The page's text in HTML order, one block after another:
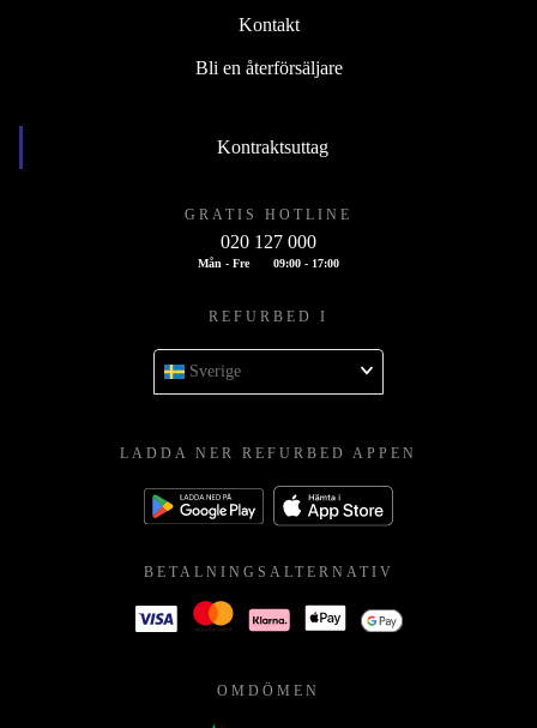
Kontakt
Bli en återförsäljare
Kontraktsuttag
GRATIS HOTLINE
020 127 000
Mån - Fre 09:00 - 17:00
REFURBED I
Sverige
LADDA NER REFURBED APPEN
BETALNINGSALTERNATIV
OMDÖMEN